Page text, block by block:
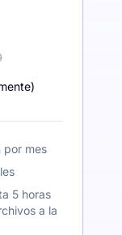
)
por mes
5 horas
a la